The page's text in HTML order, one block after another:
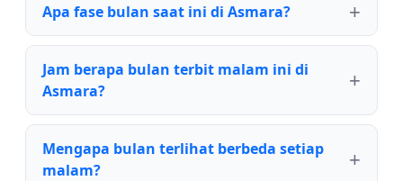
Apa fase bulan saat ini di Asmara?
Jam berapa bulan terbit malam ini di
Asmara?
Mengapa bulan terlihat berbeda setiap
malam?